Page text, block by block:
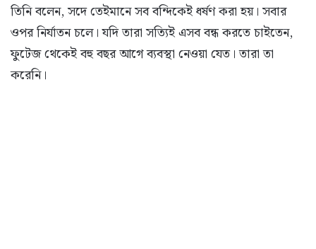
তিনি বলেন, সদে তেইমানে সব বন্দিকেই ধর্ষণ করা হয়। সবার
ওপর নির্যাতন চলে। যদি তারা সত্যিই এসব বন্ধ করতে চাইতেন,
ফুটেজ থেকেই বহু বছর আগে ব্যবস্থা নেওয়া যেত। তারা তা
করেনি।